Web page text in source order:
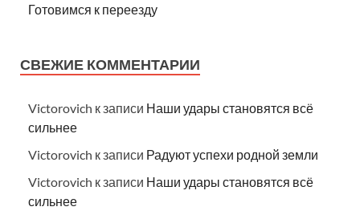
Готовимся к переезду
СВЕЖИЕ КОММЕНТАРИИ
Victorovich к записи Наши удары становятся всё
сильнее
Victorovich к записи Радуют успехи родной земли
Victorovich к записи Наши удары становятся всё
сильнее